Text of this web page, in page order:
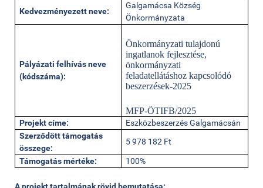
Kedvezményezett neve:
Galgamácsa Község
Önkormányzata
Pályázati felhívás neve
(kódszáma):
Önkormányzati tulajdonú
ingatlanok fejlesztése,
önkormányzati
feladatellátáshoz kapcsolódó
beszerzések-2025
MFP-ÖTIFB/2025
Projekt címe:
Eszközbeszerzés Galgamácsán
Szerződött támogatás
összege:
5 978 182 Ft
Támogatás mértéke:
100%